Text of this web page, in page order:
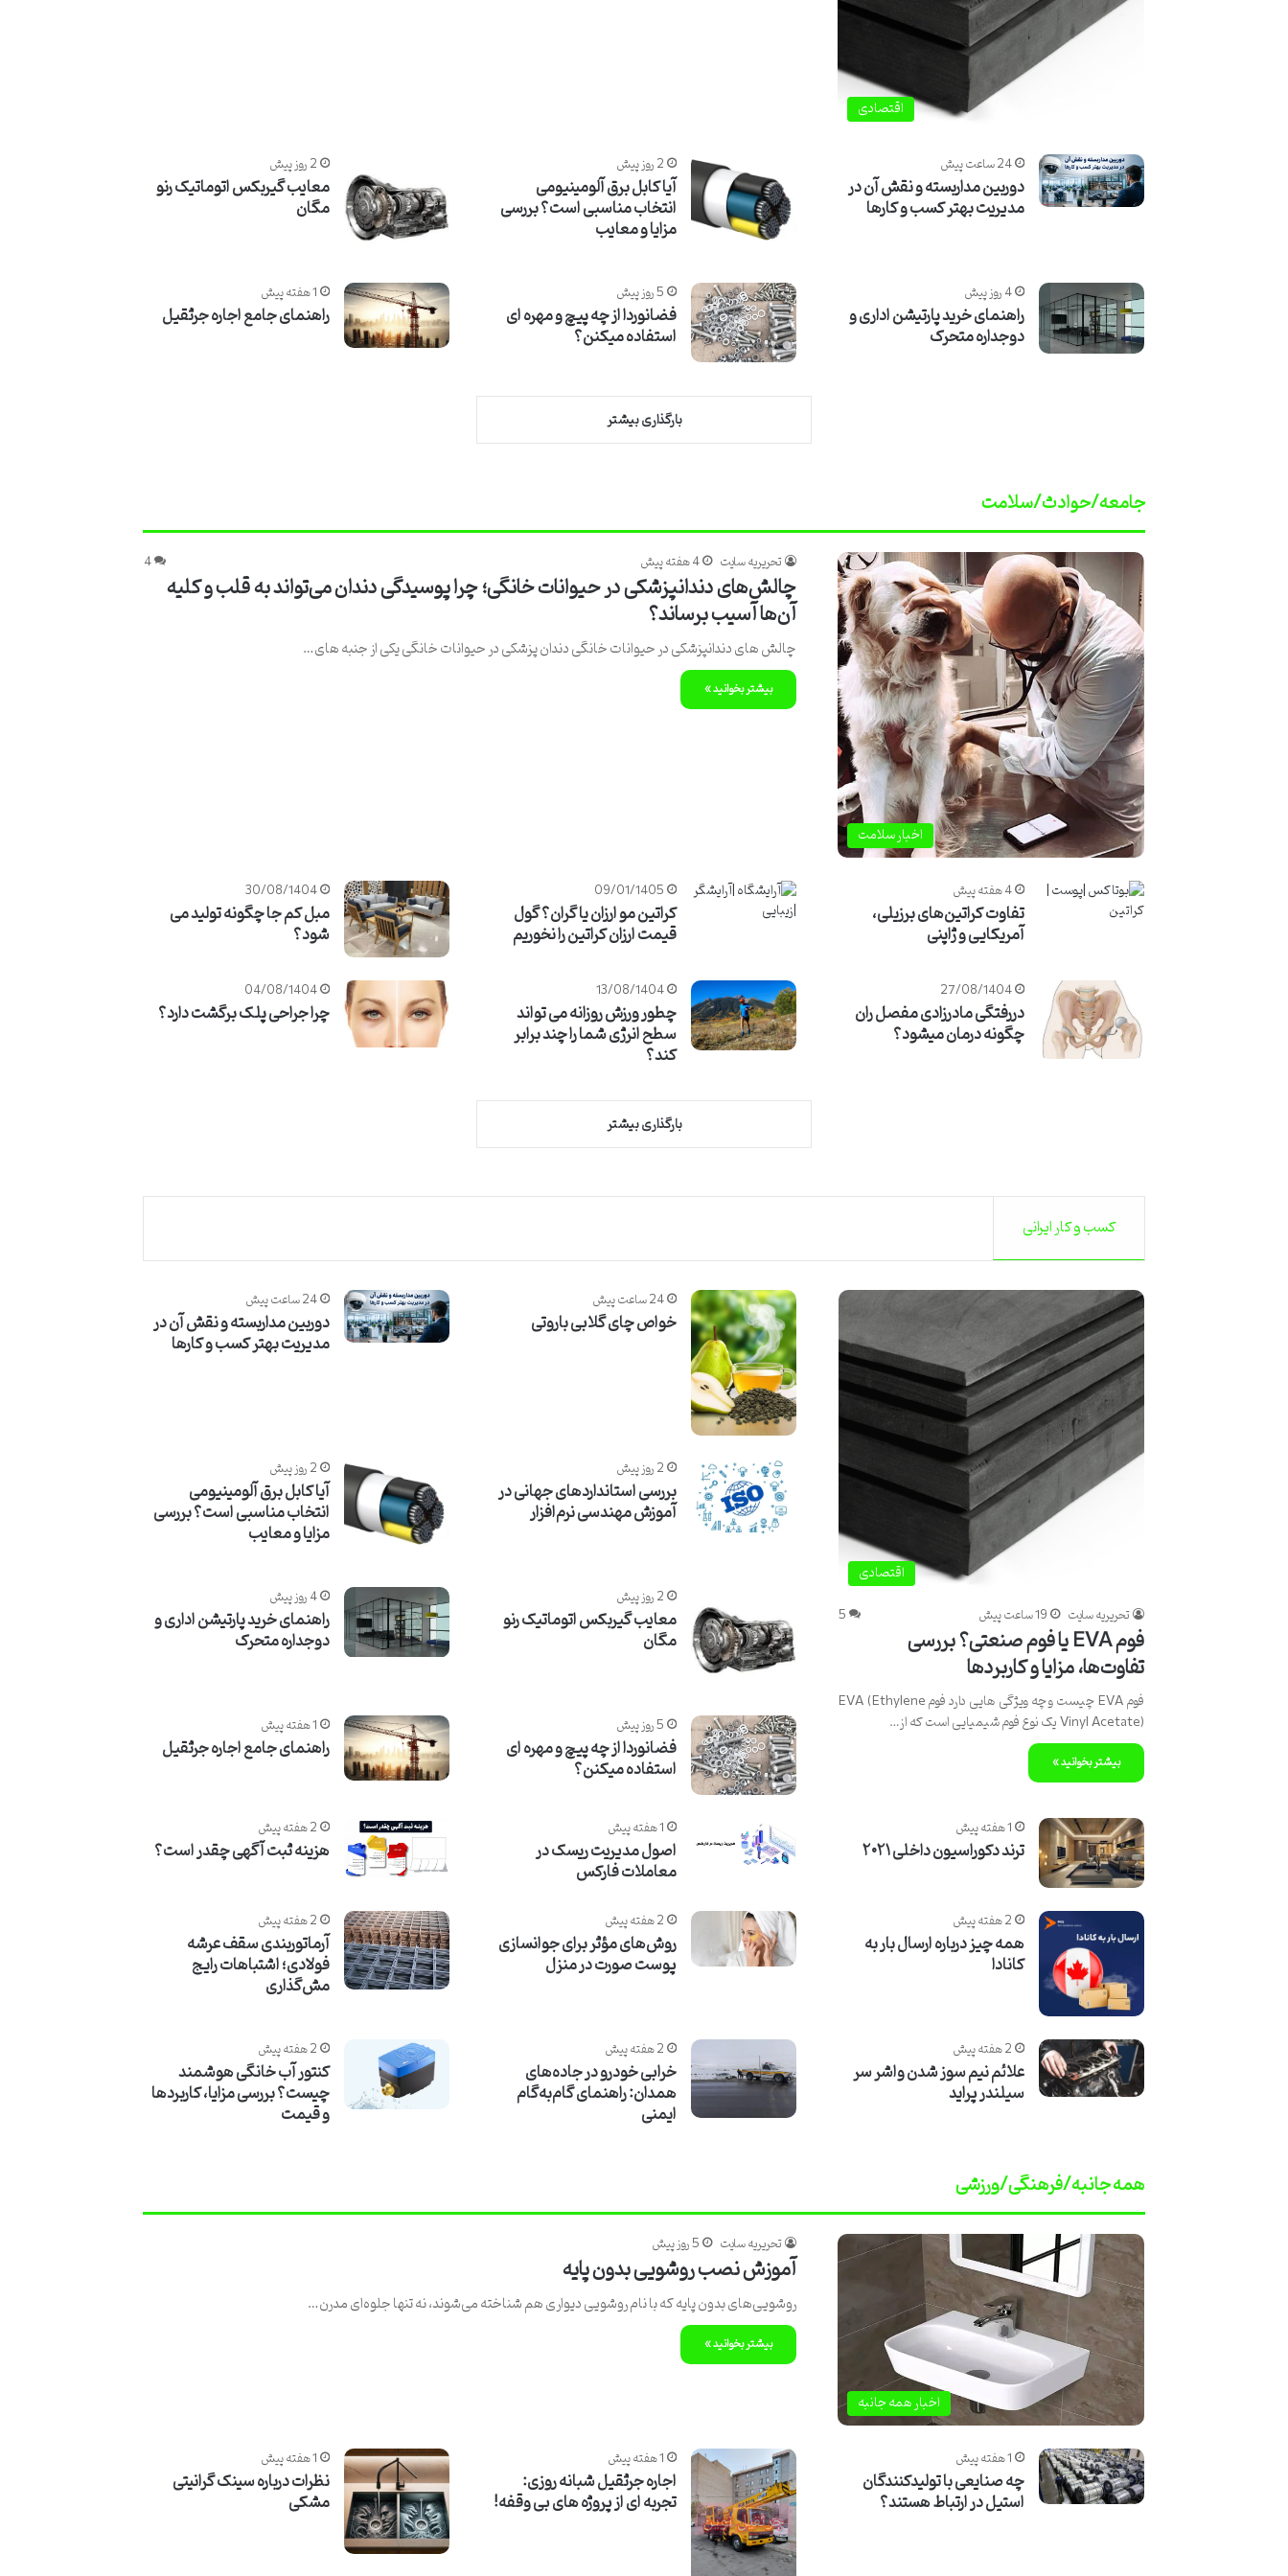
اقتصادی
24 ساعت پیش
دوربین مداربسته و نقش آن در
مدیریت بهتر کسب‌ و کارها
2 روز پیش
آیا کابل برق آلومینیومی
انتخاب مناسبی است؟ بررسی
مزایا و معایب
2 روز پیش
معایب گیربکس اتوماتیک رنو
مگان
4 روز پیش
راهنمای خرید پارتیشن اداری و
دوجداره متحرک
5 روز پیش
فضانوردا از چه پیچ و مهره ای
استفاده میکنن؟
1 هفته پیش
راهنمای جامع اجاره جرثقیل
بارگذاری بیشتر
جامعه/حوادث/سلامت
اخبار سلامت
تحریریه سایت 4 هفته پیش 4
چالش‌های دندانپزشکی در حیوانات خانگی؛ چرا پوسیدگی دندان می‌تواند به قلب و کلیه
آن‌ها آسیب برساند؟
چالش های دندانپزشکی در حیوانات خانگی دندان پزشکی در حیوانات خانگی یکی از جنبه های…
بیشتر بخوانید »
4 هفته پیش
تفاوت کراتین‌های برزیلی،
آمریکایی و ژاپنی
09/01/1405
کراتین مو ارزان یا گران؟ گول
قیمت ارزان کراتین را نخوریم
30/08/1404
مبل کم جا چگونه تولید می
شود؟
27/08/1404
دررفتگی مادرزادی مفصل ران
چگونه درمان میشود؟
13/08/1404
چطور ورزش روزانه می تواند
سطح انرژی شما را چند برابر
کند؟
04/08/1404
چرا جراحی پلک برگشت دارد؟
بارگذاری بیشتر
کسب و کار ایرانی
اقتصادی
تحریریه سایت 19 ساعت پیش 5
فوم EVA یا فوم صنعتی؟ بررسی
تفاوت‌ها، مزایا و کاربردها
فوم EVA چیست و چه ویژگی هایی دارد فوم EVA (Ethylene
Vinyl Acetate) یک نوع فوم شیمیایی است که از…
بیشتر بخوانید »
24 ساعت پیش
خواص چای گلابی باروتی
24 ساعت پیش
دوربین مداربسته و نقش آن در
مدیریت بهتر کسب‌ و کارها
2 روز پیش
بررسی استانداردهای جهانی در
آموزش مهندسی نرم‌افزار
2 روز پیش
آیا کابل برق آلومینیومی
انتخاب مناسبی است؟ بررسی
مزایا و معایب
2 روز پیش
معایب گیربکس اتوماتیک رنو
مگان
4 روز پیش
راهنمای خرید پارتیشن اداری و
دوجداره متحرک
5 روز پیش
فضانوردا از چه پیچ و مهره ای
استفاده میکنن؟
1 هفته پیش
راهنمای جامع اجاره جرثقیل
1 هفته پیش
ترند دکوراسیون داخلی ۲۰۲۱
1 هفته پیش
اصول مدیریت ریسک در
معاملات فارکس
2 هفته پیش
هزینه ثبت آگهی چقدر است؟
2 هفته پیش
همه چیز درباره ارسال بار به
کانادا
2 هفته پیش
روش‌های مؤثر برای جوانسازی
پوست صورت در منزل
2 هفته پیش
آرماتوربندی سقف عرشه
فولادی؛ اشتباهات رایج
مش‌گذاری
2 هفته پیش
علائم نیم سوز شدن واشر سر
سیلندر پراید
2 هفته پیش
خرابی خودرو در جاده‌های
همدان: راهنمای گام‌به‌گام
ایمنی
2 هفته پیش
کنتور آب خانگی هوشمند
چیست؟ بررسی مزایا، کاربردها
و قیمت
همه جانبه/فرهنگی/ورزشی
اخبار همه جانبه
تحریریه سایت 5 روز پیش
آموزش نصب روشویی بدون پایه
روشویی‌های بدون پایه که با نام روشویی دیواری هم شناخته می‌شوند، نه تنها جلوه‌ای مدرن…
بیشتر بخوانید »
1 هفته پیش
چه صنایعی با تولیدکنندگان
استیل در ارتباط هستند؟
1 هفته پیش
اجاره جرثقیل شبانه روزی:
تجربه ای از پروژه های بی وقفه!
1 هفته پیش
نظرات درباره سینک گرانیتی
مشکی